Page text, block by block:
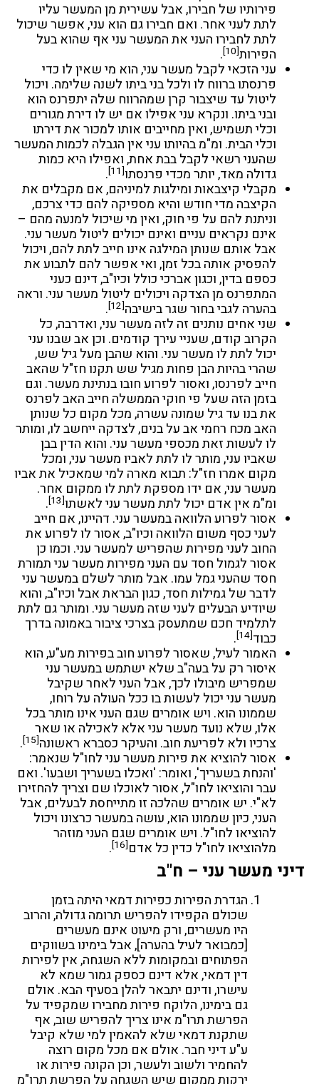
פירותיו של חבירו, אבל עשירית מן המעשר עליו
לתת לעני אחר. ואם חבירו גם הוא עני, אפשר שיכול
לתת לחבירו העני את המעשר עני אף שהוא בעל
הפירות[10]
.
עני הזכאי לקבל מעשר עני, הוא מי שאין לו כדי
פרנסתו ברווח לו ולכל בני ביתו לשנה שלימה. ויכול
ליטול עד שיצבור קרן שמהרווח שלה יתפרנס הוא
ובני ביתו. ונקרא עני אפילו אם יש לו דירת מגורים
וכלי תשמיש, ואין מחייבים אותו למכור את דירתו
וכלי הבית. ומ"מ בהיותו עני אין הגבלה לכמות המעשר
שהעני רשאי לקבל בבת אחת, ואפילו היא כמות
גדולה מאד, יותר מכדי פרנסתו[11]
.
מקבלי קיצבאות ומילגות למיניהם, אם מקבלים את
הקיצבה מדי חודש והיא מספיקה להם כדי צרכם,
וניתנת להם על פי חוק, ואין מי שיכול למנעה מהם –
אינם נקראים עניים ואינם יכולים ליטול מעשר עני.
אבל אותם שנותן המילגה אינו חייב לתת להם, ויכול
להפסיק אותה בכל זמן, ואי אפשר להם לתבוע את
כספם בדין, וכגון אברכי כולל וכיו"ב, דינם כעני
המתפרנס מן הצדקה ויכולים ליטול מעשר עני. וראה
בהערה לגבי בחור שגר בישיבה[12]
.
שני אחים נותנים זה לזה מעשר עני, ואדרבה, כל
הקרוב קודם, שעניי עירך קודמים. וכן אב שבנו עני
יכול לתת לו מעשר עני. והוא שהבן מעל גיל שש,
שהרי בהיות הבן פחות מגיל שש תקנו חז"ל שהאב
חייב לפרנסו, ואסור לפרוע חובו בנתינת מעשר. וגם
בזמן הזה שעל פי חוקי הממשלה חייב האב לפרנס
את בנו עד גיל שמונה עשרה, מכל מקום כל שנותן
האב מכח רחמי אב על בנים, לצדקה ייחשב לו, ומותר
לו לעשות זאת מכספי מעשר עני. והוא הדין בבן
שאביו עני, מותר לו לתת לאביו מעשר עני, ומכל
מקום אמרו חז"ל: תבוא מארה למי שמאכיל את אביו
מעשר עני, אם ידו מספקת לתת לו ממקום אחר.
ומ"מ אין אדם יכול לתת מעשר עני לאשתו[13]
.
אסור לפרוע הלוואה במעשר עני. דהיינו, אם חייב
לעני כסף משום הלוואה וכיו"ב, אסור לו לפרוע את
החוב לעני מפירות שהפריש למעשר עני. וכמו כן
אסור לגמול חסד עם העני מפירות מעשר עני תמורת
חסד שהעני גמל עמו. אבל מותר לשלם במעשר עני
לדבר של גמילות חסד, כגון הבראת אבל וכיו"ב, והוא
שיודיע הבעלים לעני שזה מעשר עני. ומותר גם לתת
לתלמיד חכם שמתעסק בצרכי ציבור באמונה בדרך
כבוד[14]
.
האמור לעיל, שאסור לפרוע חוב בפירות מע"ע, הוא
איסור רק על בעה"ב שלא ישתמש במעשר עני
שמפריש מיבולו לכך, אבל העני לאחר שקיבל
מעשר עני יכול לעשות בו ככל העולה על רוחו,
שממונו הוא. ויש אומרים שגם העני אינו מותר בכל
אלו, שלא נועד מעשר עני אלא לאכילה או שאר
צרכיו ולא לפריעת חוב. והעיקר כסברא ראשונה[15]
.
אסור להוציא את פירות מעשר עני לחו"ל שנאמר:
'והנחת בשעריך', ואומר: 'ואכלו בשעריך ושבעו'. ואם
עבר והוציאו לחו"ל, אסור לאוכלו שם וצריך להחזירו
לא"י. יש אומרים שהלכה זו מתייחסת לבעלים, אבל
העני, כיון שממונו הוא, עושה במעשר כרצונו ויכול
להוציאו לחו"ל. ויש אומרים שגם העני מוזהר
מלהוציאו לחו"ל כדין כל אדם[16]
.
דיני מעשר עני – ח"ב
הגדרת הפירות כפירות דמאי היתה בזמן
שכולם הקפידו להפריש תרומה גדולה, והרוב
היו מעשרים, ורק מיעוט אינם מעשרים
[כמבואר לעיל בהערה], אבל בימינו בשווקים
הפתוחים ובמקומות ללא השגחה, אין לפירות
דין דמאי, אלא דינם כספק גמור שמא לא
עישרו, ודינם יתבאר להלן בסעיף הבא. אולם
גם בימינו, הלוקח פירות מחבירו שמקפיד על
הפרשת תרו"מ אינו צריך להפריש שוב, אף
שתקנת דמאי שלא להאמין למי שלא קיבל
ע"ע דיני חבר. אולם אם מכל מקום רוצה
להחמיר ולשוב ולעשר, וכן הקונה פירות או